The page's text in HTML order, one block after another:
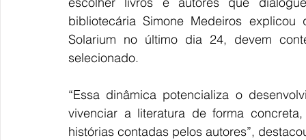
bibliotecária Simone Medeiros
Solarium no último dia 24, devem
selecionado.
“Essa dinâmica potencializa o
vivenciar a literatura de forma
histórias contadas pelos autores”,